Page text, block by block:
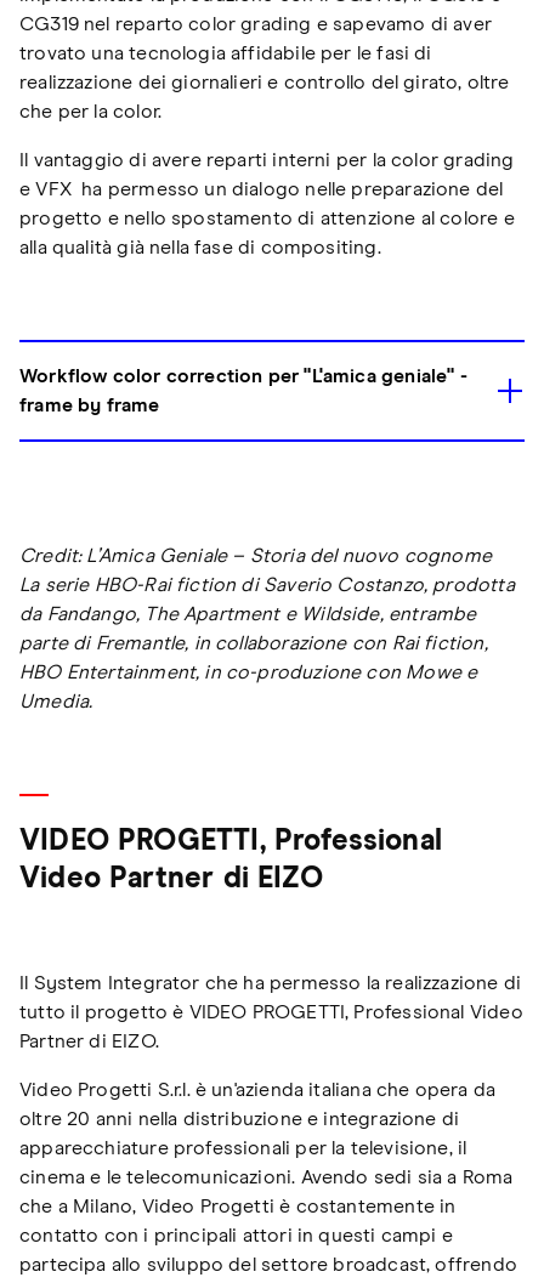
CG319 nel reparto color grading e sapevamo di aver
trovato una tecnologia affidabile per le fasi di
realizzazione dei giornalieri e controllo del girato, oltre
che per la color.
Il vantaggio di avere reparti interni per la color grading
e VFX ha permesso un dialogo nelle preparazione del
progetto e nello spostamento di attenzione al colore e
alla qualità già nella fase di compositing.
Workflow color correction per "L'amica geniale" -
frame by frame
Credit: L’Amica Geniale – Storia del nuovo cognome
La serie HBO-Rai fiction di Saverio Costanzo, prodotta
da Fandango, The Apartment e Wildside, entrambe
parte di Fremantle, in collaborazione con Rai fiction,
HBO Entertainment, in co-produzione con Mowe e
Umedia.
VIDEO PROGETTI, Professional
Video Partner di EIZO
Il System Integrator che ha permesso la realizzazione di
tutto il progetto è VIDEO PROGETTI, Professional Video
Partner di EIZO.
Video Progetti S.r.l. è un'azienda italiana che opera da
oltre 20 anni nella distribuzione e integrazione di
apparecchiature professionali per la televisione, il
cinema e le telecomunicazioni. Avendo sedi sia a Roma
che a Milano, Video Progetti è costantemente in
contatto con i principali attori in questi campi e
partecipa allo sviluppo del settore broadcast, offrendo